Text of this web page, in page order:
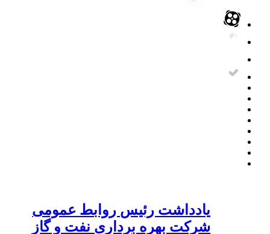
یادداشت رئیس روابط عمومی
شرکت بهره برداری نفت و گاز